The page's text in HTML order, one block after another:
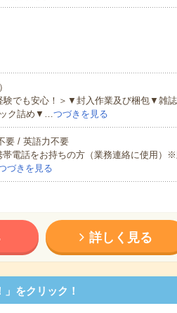
験でも安心！＞▼封入作業及び梱包▼雑
ック詰め▼…つづきを見る
要 / 英語力不要
電話をお持ちの方（業務連絡に使用）※
づきを見る
詳しく見る
をクリック！